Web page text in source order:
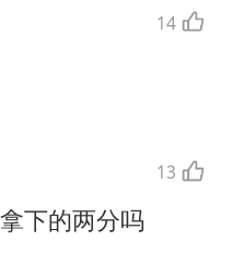
14
13
下的两分吗